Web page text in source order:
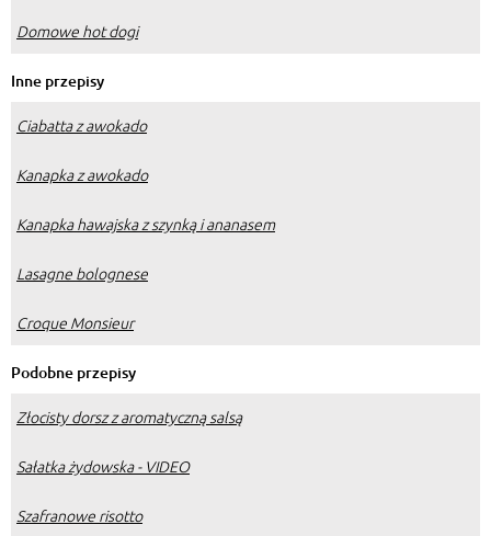
Domowe hot dogi
Inne przepisy
Ciabatta z awokado
Kanapka z awokado
Kanapka hawajska z szynką i ananasem
Lasagne bolognese
Croque Monsieur
Podobne przepisy
Złocisty dorsz z aromatyczną salsą
Sałatka żydowska - VIDEO
Szafranowe risotto